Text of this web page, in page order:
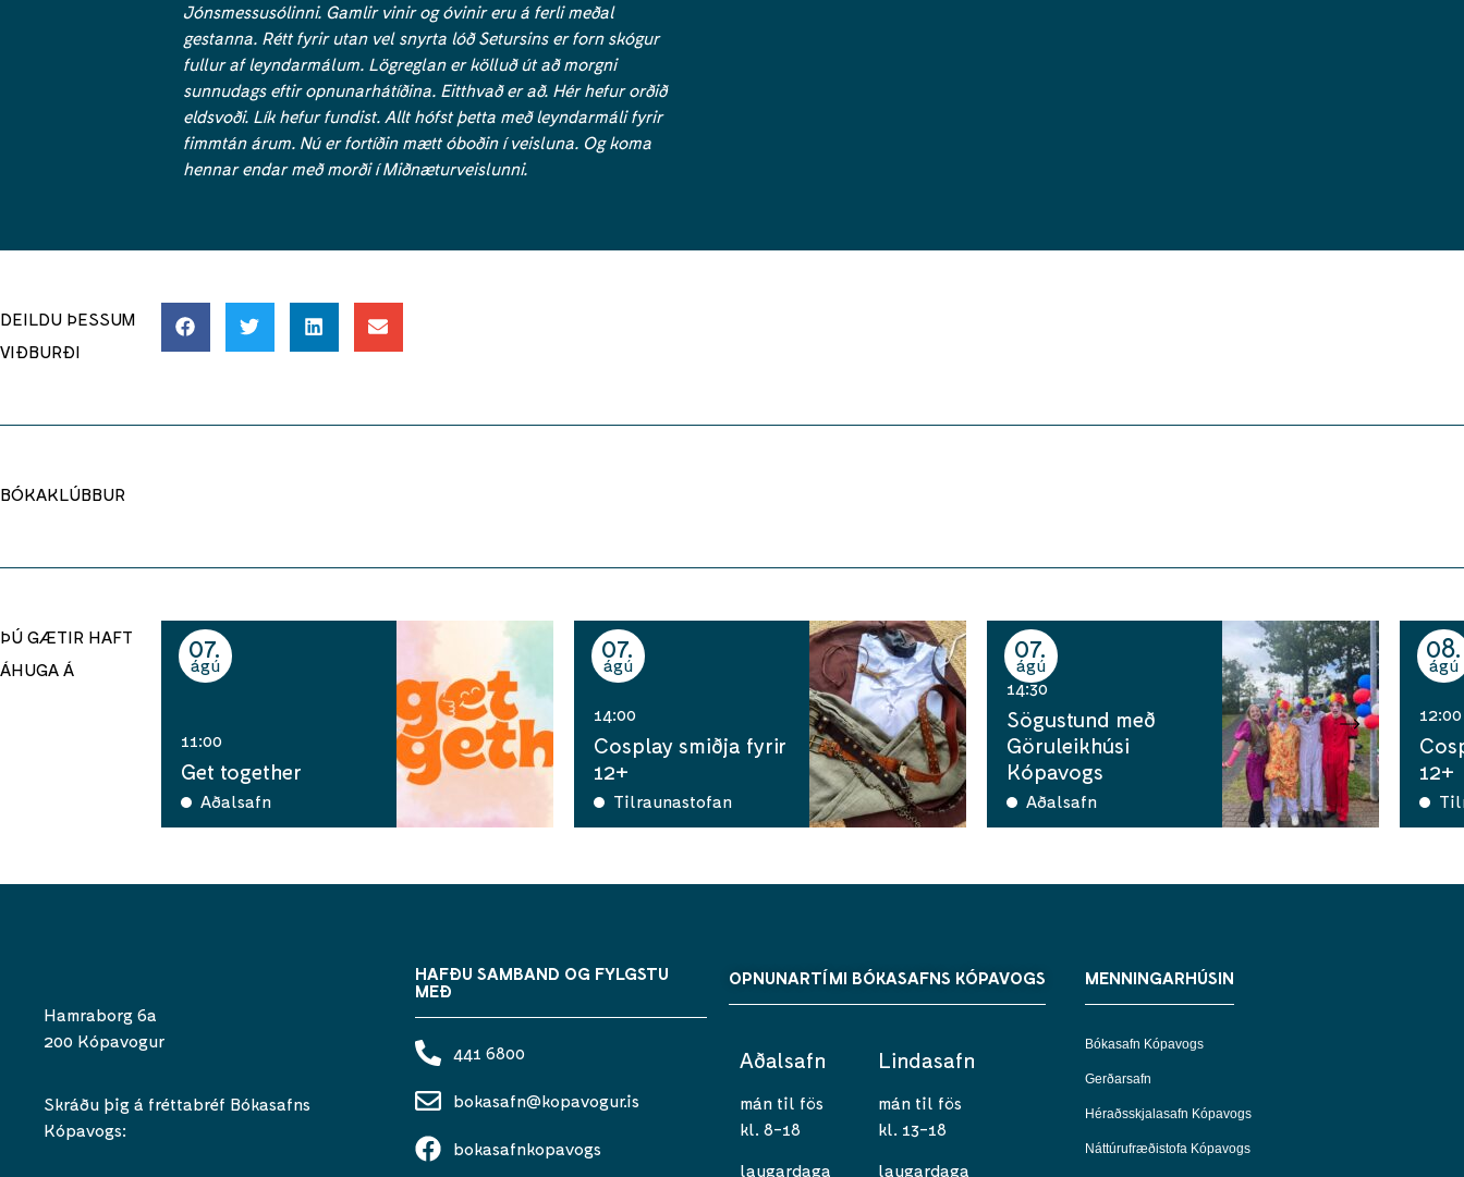
Jónsmessusólinni. Gamlir vinir og óvinir eru á ferli meðal
gestanna. Rétt fyrir utan vel snyrta lóð Setursins er forn skógur
fullur af leyndarmálum. Lögreglan er kölluð út að morgni
sunnudags eftir opnunarhátíðina. Eitthvað er að. Hér hefur orðið
eldsvoði. Lík hefur fundist. Allt hófst þetta með leyndarmáli fyrir
fimmtán árum. Nú er fortíðin mætt óboðin í veisluna. Og koma
hennar endar með morði í Miðnæturveislunni.
DEILDU ÞESSUM
VIÐBURÐI
BÓKAKLÚBBUR
ÞÚ GÆTIR HAFT
ÁHUGA Á
07
ágú
11:00
Get together
Aðalsafn
07
ágú
14:00
Cosplay smiðja fyrir
12+
Tilraunastofan
07
ágú
14:30
Sögustund með
Göruleikhúsi
Kópavogs
Aðalsafn
08
ágú
12:00
12+
Hamraborg 6a
200 Kópavogur
Skráðu þig á fréttabréf Bókasafns
Kópavogs:
HAFÐU SAMBAND OG FYLGSTU
MEÐ
441 6800
bokasafn@kopavogur.is
bokasafnkopavogs
OPNUNARTÍMI BÓKASAFNS KÓPAVOGS
Aðalsafn
mán til fös
kl. 8-18
laugardaga
Lindasafn
mán til fös
kl. 13-18
laugardaga
MENNINGARHÚSIN
Bókasafn Kópavogs
Gerðarsafn
Héraðsskjalasafn Kópavogs
Náttúrufræðistofa Kópavogs